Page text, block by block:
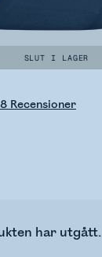
SLUT I LAGER
Recensioner
har utgått.